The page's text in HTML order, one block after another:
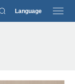
Language